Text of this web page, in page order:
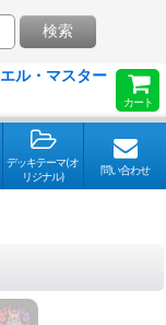
カート
検索
デッキテーマ(オ
リジナル)
問い合わせ